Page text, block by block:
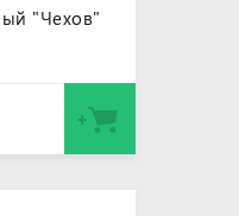
"Чехов"